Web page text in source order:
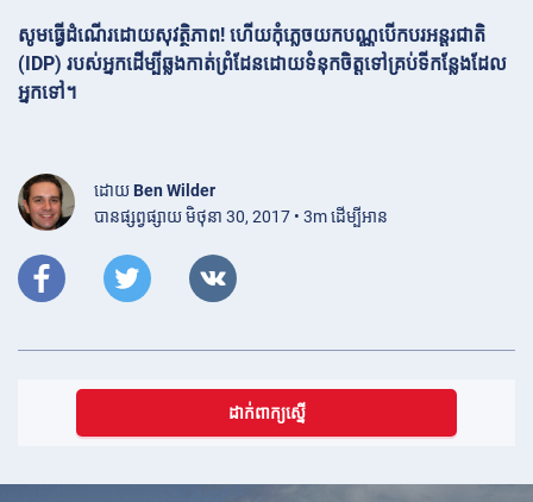
សូមធ្វើដំណើរដោយសុវត្ថិភាព! ហើយកុំភ្លេចយកបណ្ណបើកបរអន្តរជាតិ
(IDP) របស់អ្នកដើម្បីឆ្លងកាត់ព្រំដែនដោយទំនុកចិត្តទៅគ្រប់ទីកន្លែងដែល
អ្នកទៅ។
ដោយ Ben Wilder
បានផ្សព្វផ្សាយ មិថុនា 30, 2017 • 3m ដើម្បីអាន
ដាក់ពាក្យស្នើ